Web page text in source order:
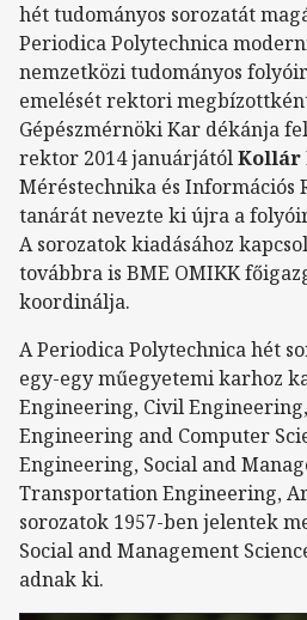
hét tudományos sorozatát
Periodica Polytechnica
nemzetközi tudományos
emelését rektori
Gépészmérnöki Kar dékánja
rektor 2014 januárjátólKollár
Méréstechnika és Információs
tanárát nevezte ki újra a
A sorozatok kiadásához
továbbra is BME OMIKK
koordinálja.
A Periodica Polytechnica hét
egy-egy műegyetemi karhoz
Engineering, Civil
Engineering and Computer
Engineering, Social and
Transportation Engineering,
sorozatok 1957-ben jelentek
Social and Management
adnak ki.